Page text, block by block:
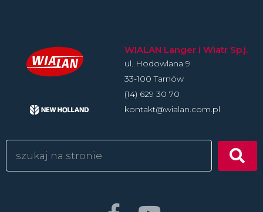
WIALAN Langer i Wiatr Sp.j.
ul. Hodowlan­a 9
33-100 Tarnów
(14) 629 30 70
kontakt@wialan.com.pl